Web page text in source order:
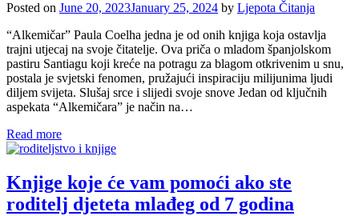
Posted on June 20, 2023January 25, 2024 by Ljepota Čitanja
“Alkemičar” Paula Coelha jedna je od onih knjiga koja ostavlja
trajni utjecaj na svoje čitatelje. Ova priča o mladom španjolskom
pastiru Santiagu koji kreće na potragu za blagom otkrivenim u snu,
postala je svjetski fenomen, pružajući inspiraciju milijunima ljudi
diljem svijeta. Slušaj srce i slijedi svoje snove Jedan od ključnih
aspekata “Alkemičara” je način na…
Read more
Knjige koje će vam pomoći ako ste
roditelj djeteta mlađeg od 7 godina